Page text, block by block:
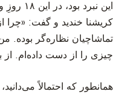
این
کریشنا خندید و گفت: «چرا
تماشاچیان نظاره‌گر بوده.
چیزی را از دست داده‌ام. از
‫همانطور که احتمالاً